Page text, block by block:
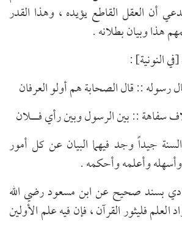
أن العقل القاطع يؤيده ، وهذا القدر
هذا وبيان بطلانه .
[في النونية]
:
رسوله :: قال الصحابة هم أولو العرفان
سفاهة :: بين الرسول وبين رأي فــلان
جيداوجد فيهما البيان عن كل أمور
وأعلمه وأحكمه .
بسند صحيح عن ابن مسعودرضي الله
العلم فليثور القرآن ، فإن فيه علم الأولين